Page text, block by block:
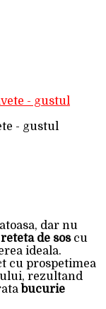
- gustul
dar nu
reteta de soscu
ideala.
cu prospetimea
rezultand
bucurie